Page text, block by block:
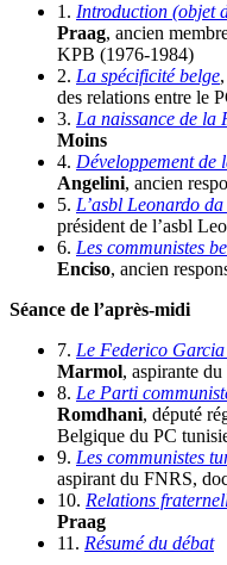
1. Introduction (objet
Praag, ancien
KPB (1976-1984)
2. La spécificité belge,
des relations entre le
3. La naissance de la
Moins
4. Développement de
Angelini, ancien
5. L’asbl Leonardo
président de l’asbl
6. Les communistes
Enciso, ancien
Séance de l’après-midi
7. Le Federico
Marmol, aspirante
8. Le Parti
Romdhani, député
Belgique du PC
9. Les communistes
aspirant du FNRS,
10. Relations
Praag
11. Résumé du débat